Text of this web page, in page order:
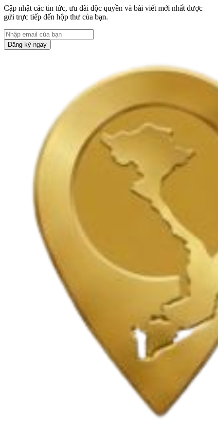
Cập nhật các tin tức, ưu đãi độc quyền và bài viết mới nhất được
gửi trực tiếp đến hộp thư của bạn.
Đăng ký ngay